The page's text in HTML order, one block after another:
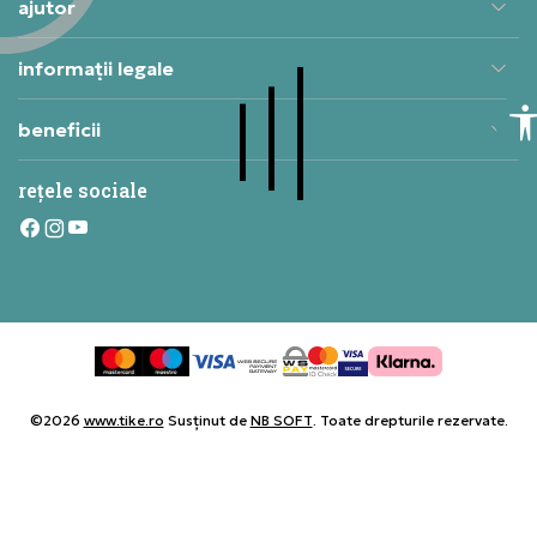
ajutor
informații legale
beneficii
rețele sociale
©2026 www.tike.ro Susținut de NB SOFT. Toate drepturile rezervate.